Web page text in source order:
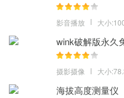
影音播放 大小
wink破解版永久
摄影摄像 大小
海拔高度测量仪